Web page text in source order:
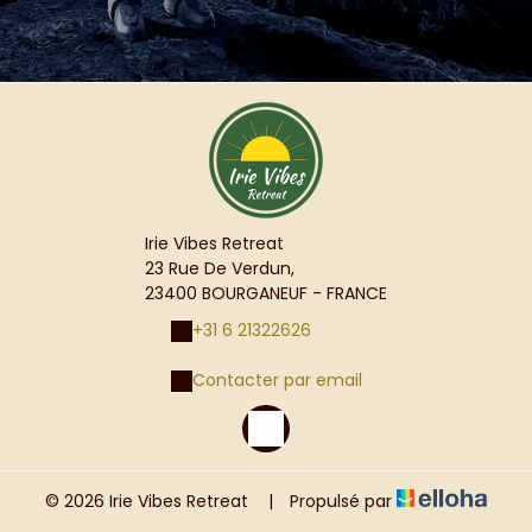
Irie Vibes Retreat
23 Rue De Verdun,
23400 BOURGANEUF - FRANCE
+31 6 21322626
Contacter par email
© 2026 Irie Vibes Retreat | Propulsé par